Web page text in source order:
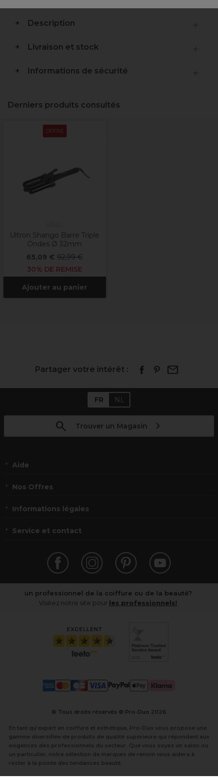
Description
Livraison et stock
Informations de sécurité
Derniers produits consultés
OFFRE
Ultron Shango Barre Triple
Ondes Ø 32mm
65,09 € 92,99 €
30% DE REMISE
Ajouter au panier
Partager votre intérêt :
FR NL
Trouver un Magasin
Aide
Nos Offres
Informations légales
Service et contact
un professionnel de la coiffure ou de la beauté?
Visitez notre site pour les professionnels!
© Tous droits réservés © Pro-Duo 2026
En tant qu’expert en coiffure et esthétique, Pro-Duo vous propose une
gamme diversifiée de produits de qualité supérieure qui répondent aux
exigences des professionnels du secteur. Que vous soyez un salon ou
un particulier, notre sélection de marques de renom vous aidera à
rester à la pointe des tendances beauté.